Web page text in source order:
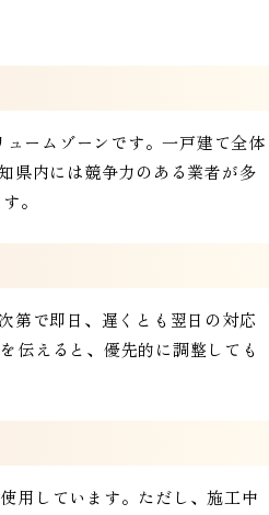
ームゾーンです。一戸建て全体
県内には競争力のある業者が多
。
第で即日、遅くとも翌日の対応
伝えると、優先的に調整しても
用しています。ただし、施工中